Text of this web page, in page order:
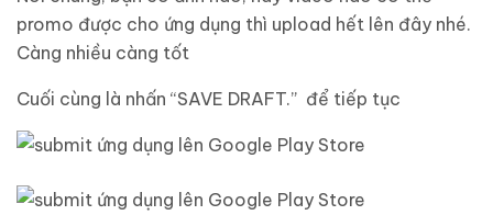
promo được cho ứng dụng thì upload hết lên đây nhé.
Càng nhiều càng tốt
Cuối cùng là nhấn “SAVE DRAFT.” để tiếp tục